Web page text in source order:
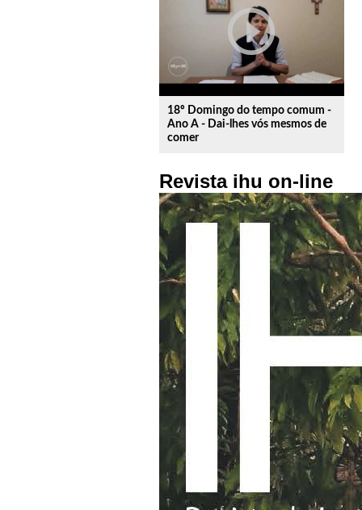
play_circle_outline
18º Domingo do tempo comum -
Ano A - Dai-lhes vós mesmos de
comer
Revista ihu on-line